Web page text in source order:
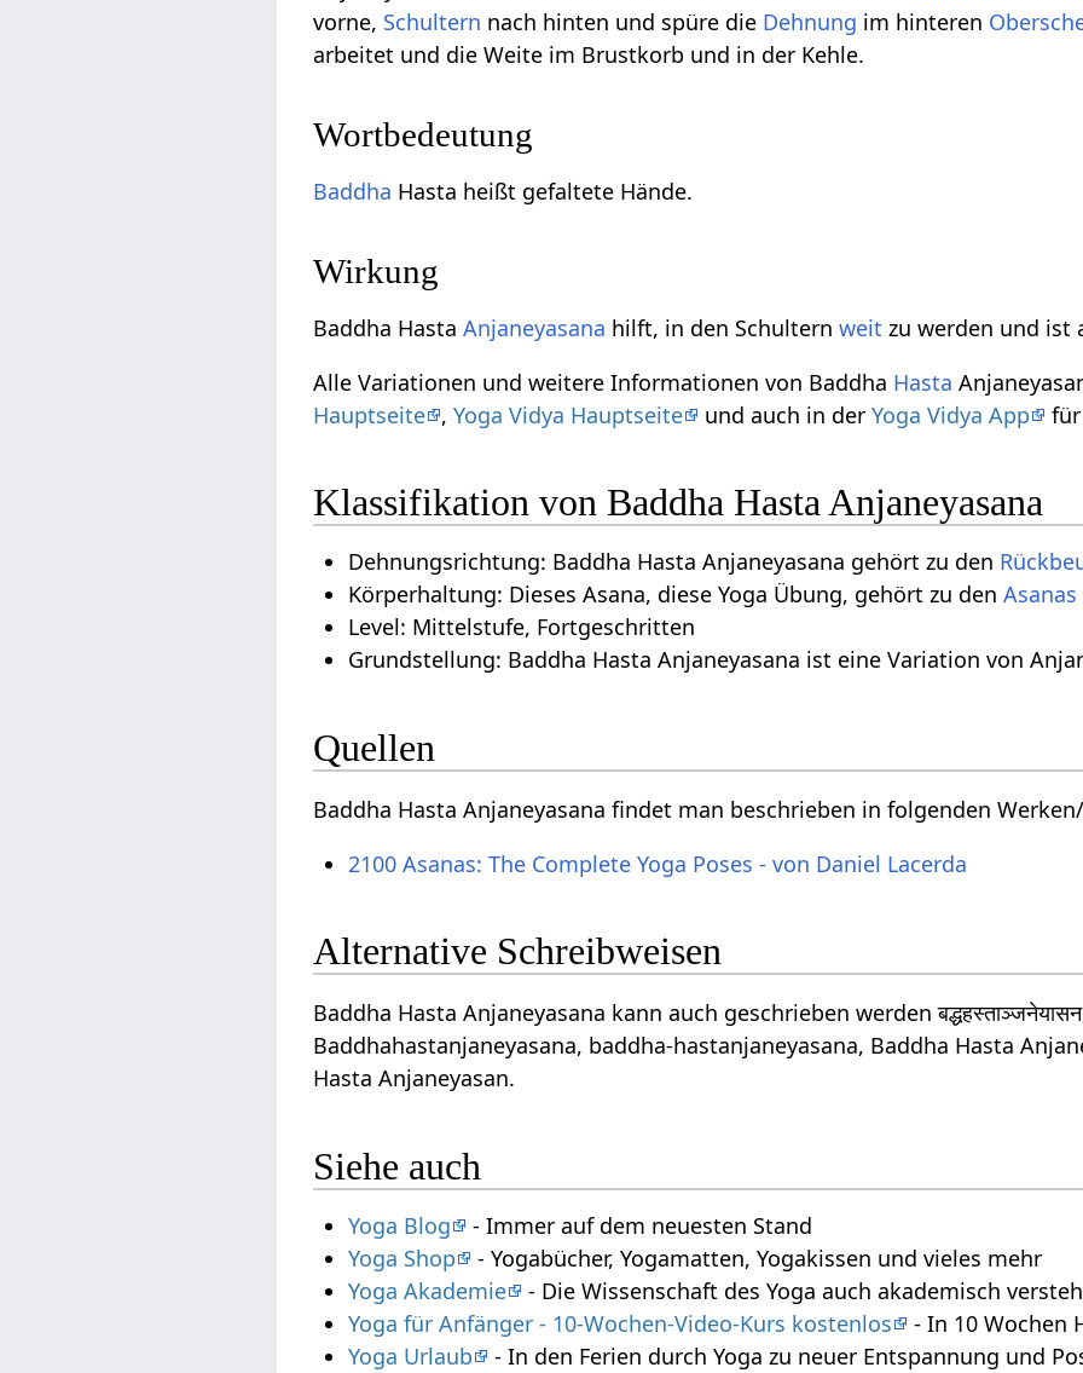
vorne, Schultern nach hinten und spüre die Dehnung im hinteren
arbeitet und die Weite im Brustkorb und in der Kehle.
Wortbedeutung
Baddha Hasta heißt gefaltete Hände.
Wirkung
Baddha HastaAnjaneyasana hilft, in den Schulternweit zu werden und ist
Alle Variationen und weitere Informationen von Baddha Hasta
Hauptseite ,Yoga Vidya Hauptseite und auch in derYoga Vidya App
Klassifikation von Baddha Hasta Anjaneyasana
Dehnungsrichtung: Baddha Hasta Anjaneyasana gehört zu den
Körperhaltung: Dieses Asana, diese Yoga Übung, gehört zu den
Level: Mittelstufe, Fortgeschritten
Grundstellung: Baddha Hasta Anjaneyasana ist eine Variation von
Quellen
Baddha Hasta Anjaneyasana findet man beschrieben in folgenden
2100 Asanas: The Complete Yoga Poses - von Daniel Lacerda
Alternative Schreibweisen
Baddha Hasta Anjaneyasana kann auch geschrieben werden
Baddhahastanjaneyasana, baddha-hastanjaneyasana, Baddha Hasta
Hasta Anjaneyasan.
Siehe auch
Yoga Blog
- Immer auf dem neuesten Stand
Yoga Shop
- Yogabücher, Yogamatten, Yogakissen und vieles mehr
Yoga Akademie
- Die Wissenschaft des Yoga auch akademisch
Yoga für Anfänger - 10-Wochen-Video-Kurs kostenlos
- In 10 Wochen
Yoga Urlaub
- In den Ferien durch Yoga zu neuer Entspannung und